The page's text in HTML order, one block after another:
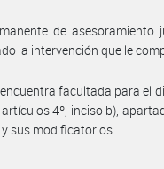
de asesoramiento
la intervención que le
facultada para el
4º, inciso b),
sus modificatorios.